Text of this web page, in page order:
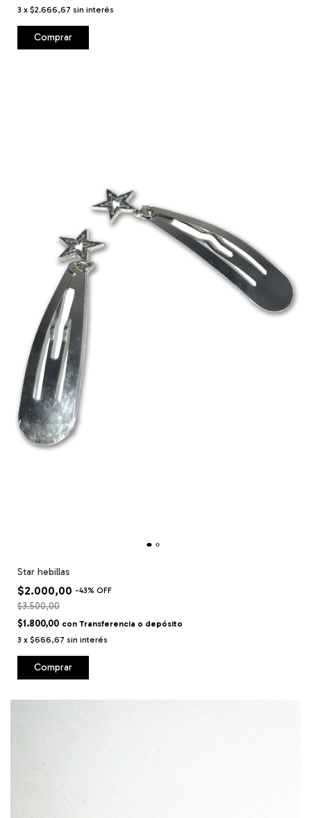
3 x $2.666,67 sin interés
Star hebillas
$2.000,00 -43% OFF
$3.500,00
$1.800,00 con Transferencia o depósito
3 x $666,67 sin interés